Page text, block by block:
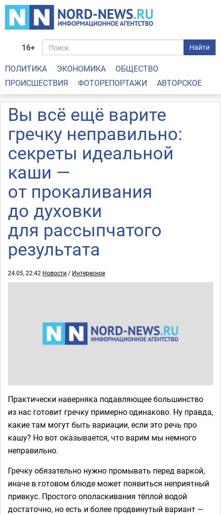
16+ Найти
ПОЛИТИКА ЭКОНОМИКА
ОБЩЕСТВО
ПРОИСШЕСТВИЯ
ФОТОРЕПОРТАЖИ АВТОРСКОЕ
Вы всё ещё варите
гречку неправильно:
секреты идеальной
каши —
от прокаливания
до духовки
для рассыпчатого
результата
24.05, 22:42 Новости / Интересное
Практически наверняка подавляющее большинство
из нас готовит гречку примерно одинаково. Ну правда,
какие там могут быть вариации, если это речь про
кашу? Но вот оказывается, что варим мы немного
неправильно.
Гречку обязательно нужно промывать перед варкой,
иначе в готовом блюде может появиться неприятный
привкус. Простого ополаскивания тёплой водой
достаточно, но есть и более продвинутый вариант —